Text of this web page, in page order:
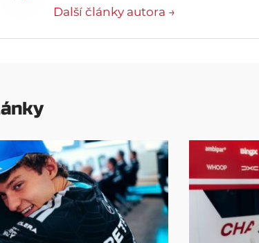
Další články autora →